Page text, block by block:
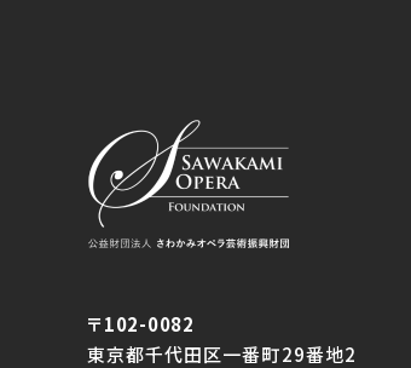
〒102-0082
東京都千代田区一番町29番地2